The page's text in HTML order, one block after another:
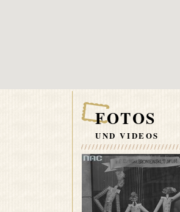
FOTOS
UND VIDEOS